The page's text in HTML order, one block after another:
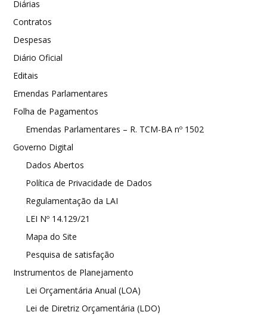
Diárias
Contratos
Despesas
Diário Oficial
Editais
Emendas Parlamentares
Folha de Pagamentos
Emendas Parlamentares – R. TCM-BA nº 1502
Governo Digital
Dados Abertos
Política de Privacidade de Dados
Regulamentação da LAI
LEI Nº 14.129/21
Mapa do Site
Pesquisa de satisfação
Instrumentos de Planejamento
Lei Orçamentária Anual (LOA)
Lei de Diretriz Orçamentária (LDO)